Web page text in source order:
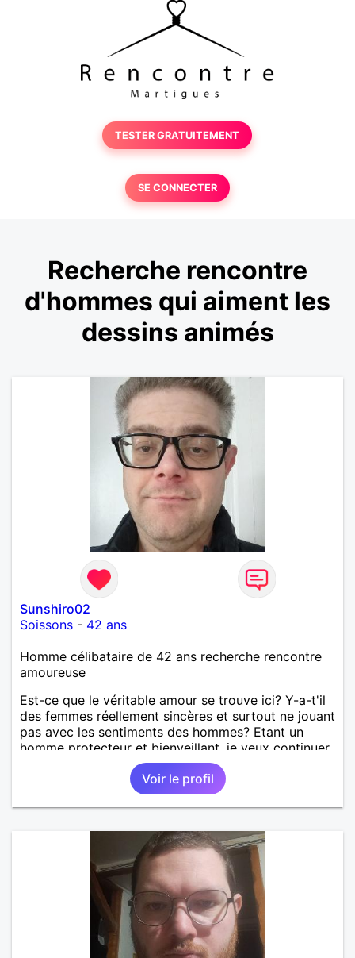
TESTER GRATUITEMENT
SE CONNECTER
Recherche rencontre
d'hommes qui aiment les
dessins animés
Sunshiro02
Soissons - 42 ans
Homme célibataire de 42 ans recherche rencontre
amoureuse
Est-ce que le véritable amour se trouve ici? Y-a-t'il
des femmes réellement sincères et surtout ne jouant
pas avec les sentiments des hommes? Etant un
homme protecteur et bienveillant, je veux continuer
d'y croire et pouvoir enfin former la petite famille
que je désir temps. Faux profil, profiteuse et autres
joyeuseté passer votre chemin, vous ne
m'intéressez pas du tout!
Voir le profil